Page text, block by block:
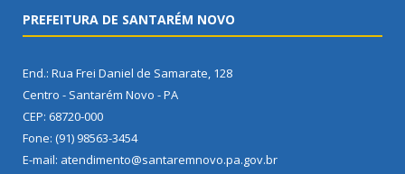
PREFEITURA DE SANTARÉM NOVO
End.: Rua Frei Daniel de Samarate, 128
Centro - Santarém Novo - PA
CEP: 68720-000
Fone: (91) 98563-3454
E-mail: atendimento@santaremnovo.pa.gov.br